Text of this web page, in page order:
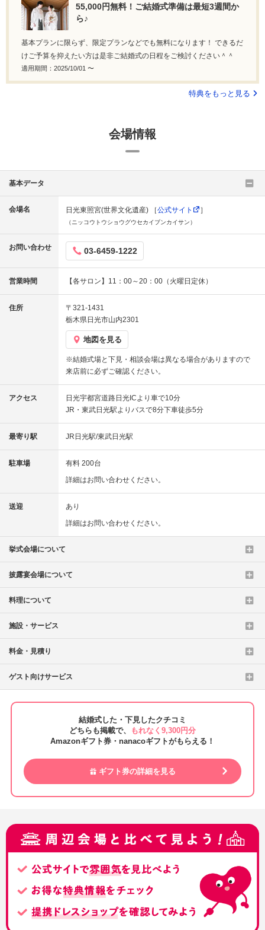
55,000円無料！ご結婚式準備は最短3週間か
ら♪
基本プランに限らず、限定プランなどでも無料になります！ できるだ
けご予算を抑えたい方は是非ご結婚式の日程をご検討ください＾＾
適用期間：2025/10/01 〜
特典をもっと見る
会場情報
基本データ
会場名 日光東照宮(世界文化遺産) ［公式サイト ］
（ニッコウトウショウグウセカイブンカイサン）
お問い合わせ 03-6459-1222
営業時間 【各サロン】11：00～20：00（火曜日定休）
住所
〒321-1431
栃木県日光市山内2301
地図を見る
※結婚式場と下見・相談会場は異なる場合がありますので
来店前に必ずご確認ください。
アクセス
日光宇都宮道路日光ICより車で10分
JR・東武日光駅よりバスで8分下車徒歩5分
最寄り駅 JR日光駅/東武日光駅
駐車場
有料 200台
詳細はお問い合わせください。
送迎
あり
詳細はお問い合わせください。
挙式会場について
披露宴会場について
料理について
施設・サービス
料金・見積り
ゲスト向けサービス
結婚式した・下見したクチコミ
どちらも掲載で、
もれなく9,300円分
Amazonギフト券・nanacoギフトがもらえる！
ギフト券の詳細を見る